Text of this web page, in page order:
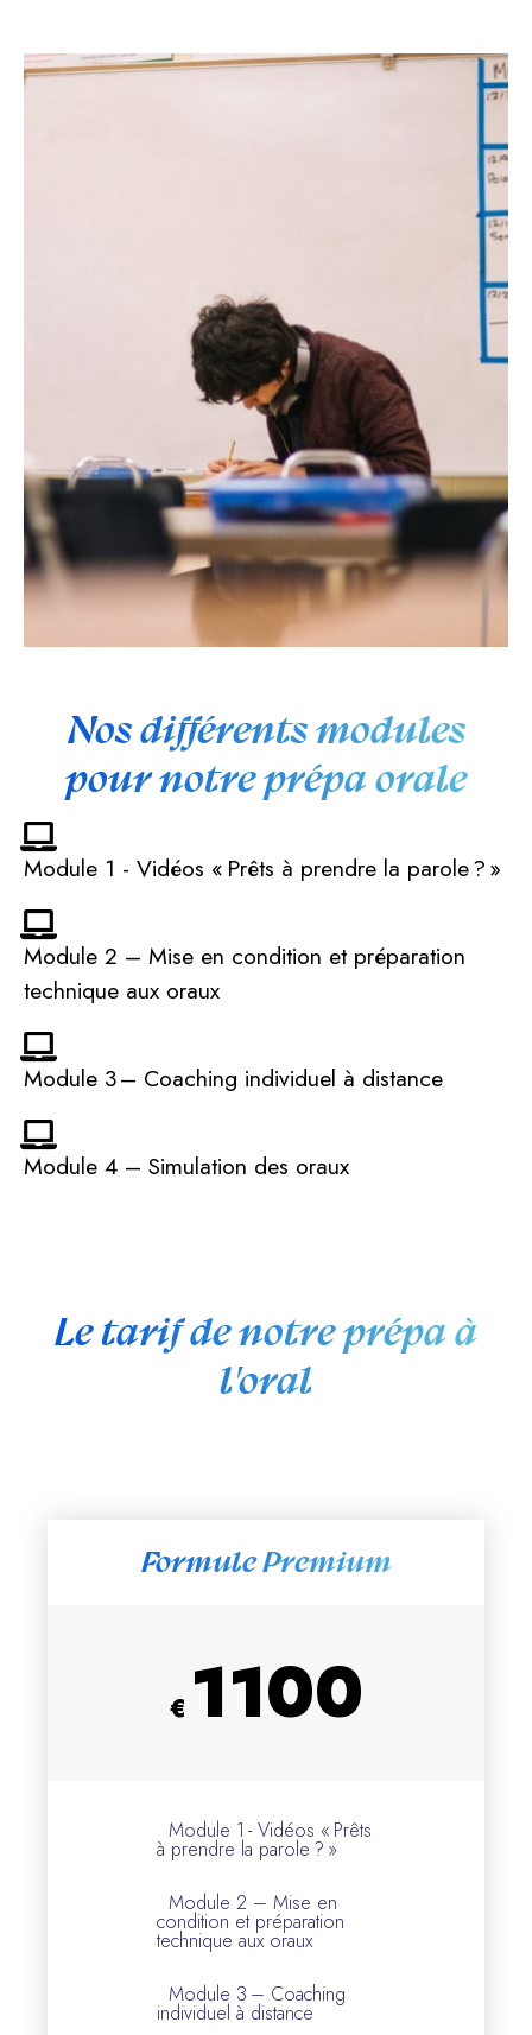
Nos différents modules
pour notre prépa orale
Module 1 - Vidéos « Prêts à prendre la parole ? »
Module 2 – Mise en condition et préparation
technique aux oraux
Module 3 – Coaching individuel à distance
Module 4 – Simulation des oraux
Le tarif de notre prépa à
l'oral
Formule Premium
€ 1100
Module 1 - Vidéos « Prêts
à prendre la parole ? »
Module 2 – Mise en
condition et préparation
technique aux oraux
Module 3 – Coaching
individuel à distance